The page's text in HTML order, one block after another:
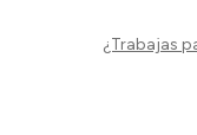
¿Trabajas